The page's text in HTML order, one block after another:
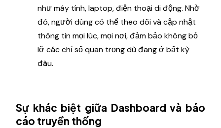
như máy tính, laptop, điện thoại di động. Nhờ
đó, người dùng có thể theo dõi và cập nhật
thông tin mọi lúc, mọi nơi, đảm bảo không bỏ
lỡ các chỉ số quan trọng dù đang ở bất kỳ
đâu.
Sự khác biệt giữa Dashboard và báo
cáo truyền thống